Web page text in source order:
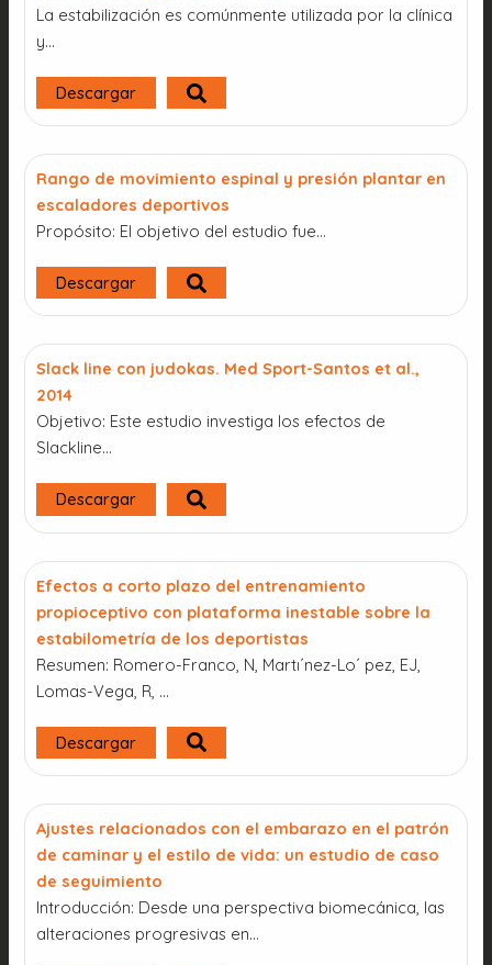
La estabilización es comúnmente utilizada por la clínica
y...
Descargar
Rango de movimiento espinal y presión plantar en
escaladores deportivos
Propósito: El objetivo del estudio fue…
Descargar
Slack line con judokas. Med Sport-Santos et al.,
2014
Objetivo: Este estudio investiga los efectos de
Slackline...
Descargar
Efectos a corto plazo del entrenamiento
propioceptivo con plataforma inestable sobre la
estabilometría de los deportistas
Resumen: Romero-Franco, N, Martı´nez-Lo´ pez, EJ,
Lomas-Vega, R, …
Descargar
Ajustes relacionados con el embarazo en el patrón
de caminar y el estilo de vida: un estudio de caso
de seguimiento
Introducción: Desde una perspectiva biomecánica, las
alteraciones progresivas en…